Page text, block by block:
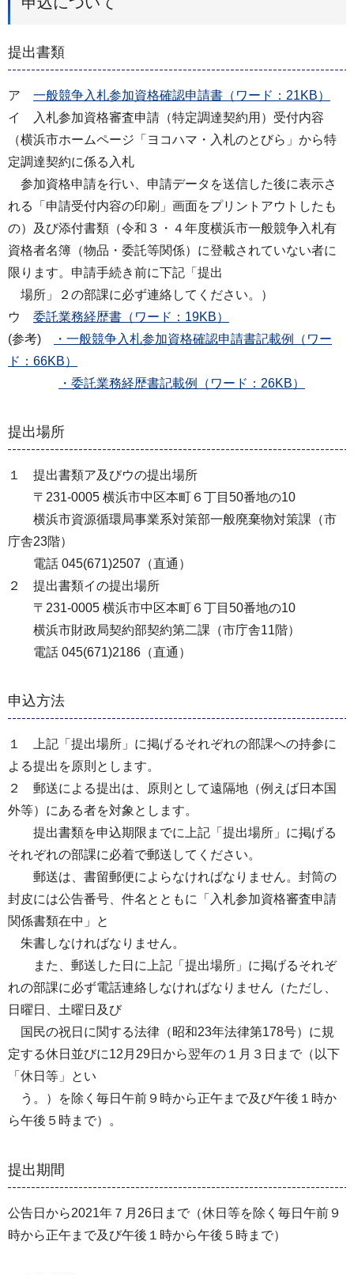
提出書類
ア 一般競争入札参加資格確認申請書（ワード：21KB）
イ 入札参加資格審査申請（特定調達契約用）受付内容
（横浜市ホームページ「ヨコハマ・入札のとびら」から特
定調達契約に係る入札
参加資格申請を行い、申請データを送信した後に表示さ
れる「申請受付内容の印刷」画面をプリントアウトしたも
の）及び添付書類（令和３・４年度横浜市一般競争入札有
資格者名簿（物品・委託等関係）に登載されていない者に
限ります。申請手続き前に下記「提出
場所」２の部課に必ず連絡してください。）
ウ 委託業務経歴書（ワード：19KB）
(参考)
・一般競争入札参加資格確認申請書記載例（ワー
ド：66KB）
・委託業務経歴書記載例（ワード：26KB）
提出場所
１ 提出書類ア及びウの提出場所
〒231-0005 横浜市中区本町６丁目50番地の10
横浜市資源循環局事業系対策部一般廃棄物対策課（市
庁舎23階）
電話 045(671)2507（直通）
２ 提出書類イの提出場所
〒231-0005 横浜市中区本町６丁目50番地の10
横浜市財政局契約部契約第二課（市庁舎11階）
電話 045(671)2186（直通）
申込方法
１ 上記「提出場所」に掲げるそれぞれの部課への持参に
よる提出を原則とします。
２ 郵送による提出は、原則として遠隔地（例えば日本国
外等）にある者を対象とします。
提出書類を申込期限までに上記「提出場所」に掲げる
それぞれの部課に必着で郵送してください。
郵送は、書留郵便によらなければなりません。封筒の
封皮には公告番号、件名とともに「入札参加資格審査申請
関係書類在中」と
朱書しなければなりません。
また、郵送した日に上記「提出場所」に掲げるそれぞ
れの部課に必ず電話連絡しなければなりません（ただし、
日曜日、土曜日及び
国民の祝日に関する法律（昭和23年法律第178号）に規
定する休日並びに12月29日から翌年の１月３日まで（以下
「休日等」とい
う。）を除く毎日午前９時から正午まで及び午後１時か
ら午後５時まで）。
提出期間
公告日から2021年７月26日まで（休日等を除く毎日午前９
時から正午まで及び午後１時から午後５時まで）